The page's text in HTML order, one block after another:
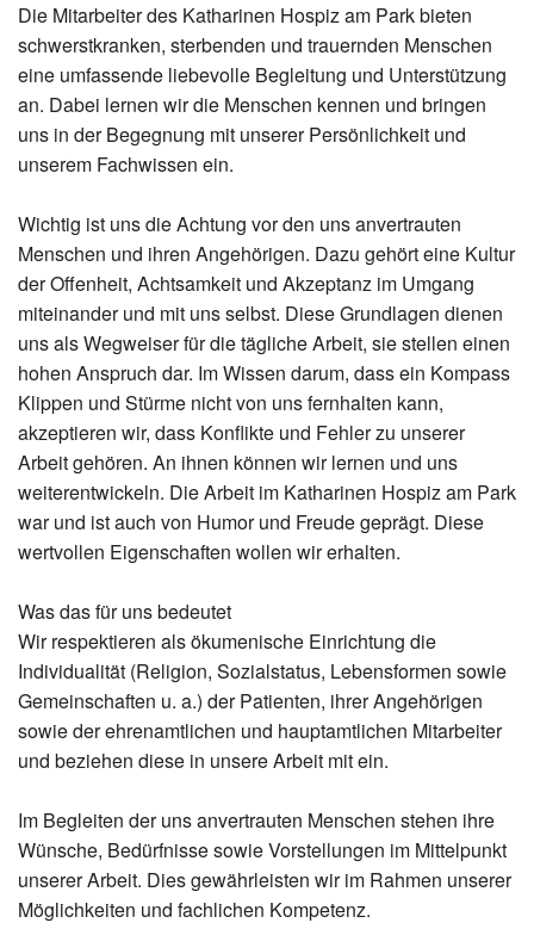
Die Mitarbeiter des Katharinen Hospiz am Park bieten
schwerstkranken, sterbenden und trauernden Menschen
eine umfassende liebevolle Begleitung und Unterstützung
an. Dabei lernen wir die Menschen kennen und bringen
uns in der Begegnung mit unserer Persönlichkeit und
unserem Fachwissen ein.
Wichtig ist uns die Achtung vor den uns anvertrauten
Menschen und ihren Angehörigen. Dazu gehört eine Kultur
der Offenheit, Achtsamkeit und Akzeptanz im Umgang
miteinander und mit uns selbst. Diese Grundlagen dienen
uns als Wegweiser für die tägliche Arbeit, sie stellen einen
hohen Anspruch dar. Im Wissen darum, dass ein Kompass
Klippen und Stürme nicht von uns fernhalten kann,
akzeptieren wir, dass Konflikte und Fehler zu unserer
Arbeit gehören. An ihnen können wir lernen und uns
weiterentwickeln. Die Arbeit im Katharinen Hospiz am Park
war und ist auch von Humor und Freude geprägt. Diese
wertvollen Eigenschaften wollen wir erhalten.
Was das für uns bedeutet
Wir respektieren als ökumenische Einrichtung die
Individualität (Religion, Sozialstatus, Lebensformen sowie
Gemeinschaften u. a.) der Patienten, ihrer Angehörigen
sowie der ehrenamtlichen und hauptamtlichen Mitarbeiter
und beziehen diese in unsere Arbeit mit ein.
Im Begleiten der uns anvertrauten Menschen stehen ihre
Wünsche, Bedürfnisse sowie Vorstellungen im Mittelpunkt
unserer Arbeit. Dies gewährleisten wir im Rahmen unserer
Möglichkeiten und fachlichen Kompetenz.